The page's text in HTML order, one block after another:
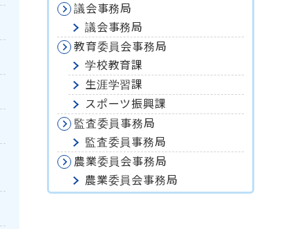
議会事務局
議会事務局
教育委員会事務局
学校教育課
生涯学習課
スポーツ振興課
監査委員事務局
監査委員事務局
農業委員会事務局
農業委員会事務局